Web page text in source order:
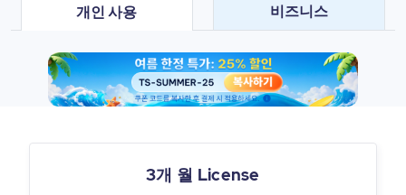
개인 사용 비즈니스
3개 월 License